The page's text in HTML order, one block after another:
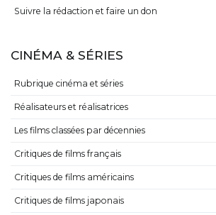
Suivre la rédaction et faire un don
CINÉMA & SÉRIES
Rubrique cinéma et séries
Réalisateurs et réalisatrices
Les films classées par décennies
Critiques de films français
Critiques de films américains
Critiques de films japonais